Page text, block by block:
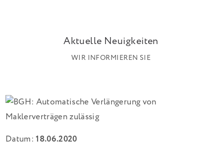
Aktuelle Neuigkeiten
WIR INFORMIEREN SIE
Datum:18.06.2020